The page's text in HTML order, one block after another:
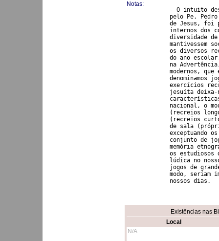
Notas:
- O intuito
pelo Pe.
de Jesus, foi
internos dos
diversidade de
mantivessem
os diversos
do ano
na
modernos, que
denominamos
exercícios
jesuíta deixa-
nacional, o
(recreios
(recreios
de sala
exceptuando
conjunto de
memória
os
lúdica no
jogos de
modo, seriam
Existências nas
Local
N/A